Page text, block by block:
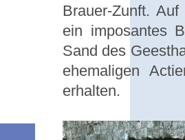
Brauer-Zunft.
ein imposantes
Sand des
ehemaligen
erhalten.